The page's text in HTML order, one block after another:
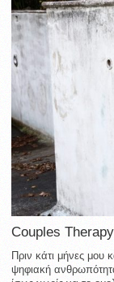
Couples Therapy
Πριν κάτι μήνες μου
ψηφιακή